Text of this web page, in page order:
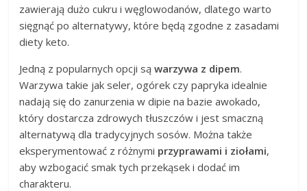
zawierają dużo cukru i węglowodanów, dlatego warto
sięgnąć po alternatywy, które będą zgodne z zasadami
diety keto.
Jedną z popularnych opcji sąwarzywa z dipem.
Warzywa takie jak seler, ogórek czy papryka idealnie
nadają się do zanurzenia w dipie na bazie awokado,
który dostarcza zdrowych tłuszczów i jest smaczną
alternatywą dla tradycyjnych sosów. Można także
eksperymentować z różnymi przyprawami i ziołami,
aby wzbogacić smak tych przekąsek i dodać im
charakteru.